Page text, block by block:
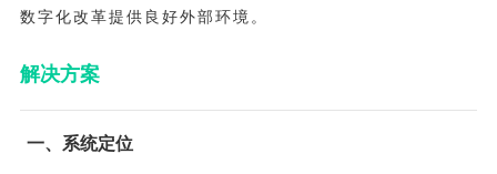
数字化改革提供良好外部环境。
解决方案
一、系统定位